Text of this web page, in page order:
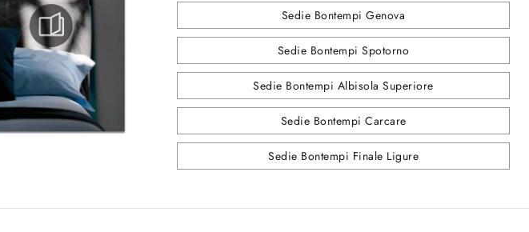
Sedie Bontempi Genova
Sedie Bontempi Spotorno
Sedie Bontempi Albisola Superiore
Sedie Bontempi Carcare
Sedie Bontempi Finale Ligure